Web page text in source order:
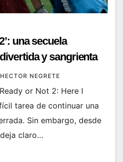
una secuela
y sangrienta
HECTOR NEGRETE
or Not 2: Here I
tarea de continuar una
Sin embargo, desde
claro…